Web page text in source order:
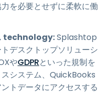
を必要とせずに柔軟に働
technology:Splashtop
デスクトップソリューシ
やGDPRといった規制を
システム、QuickBooks
トデータにアクセスする